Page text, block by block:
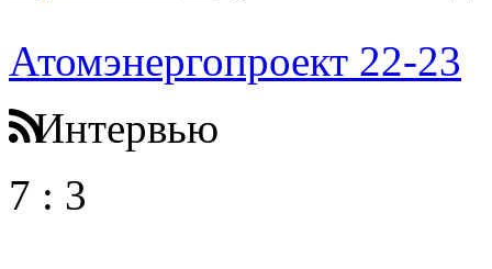
Атомэнергопроект 22-23
Интервью
7 : 3